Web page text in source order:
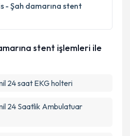
- Şah damarına stent
stent işlemleri ile
24 saat EKG holteri
24 Saatlik Ambulatuar